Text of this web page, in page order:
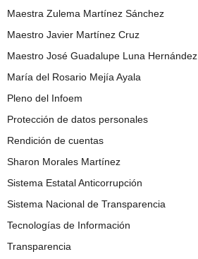
Maestra Zulema Martínez Sánchez
Maestro Javier Martínez Cruz
Maestro José Guadalupe Luna Hernández
María del Rosario Mejía Ayala
Pleno del Infoem
Protección de datos personales
Rendición de cuentas
Sharon Morales Martínez
Sistema Estatal Anticorrupción
Sistema Nacional de Transparencia
Tecnologías de Información
Transparencia